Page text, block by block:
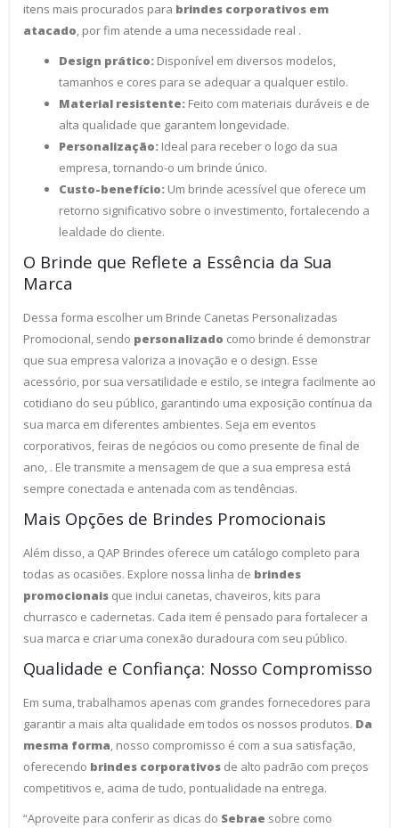
itens mais procurados para brindes corporativos em
atacado, por fim atende a uma necessidade real .
Design prático: Disponível em diversos modelos,
tamanhos e cores para se adequar a qualquer estilo.
Material resistente: Feito com materiais duráveis e de
alta qualidade que garantem longevidade.
Personalização: Ideal para receber o logo da sua
empresa, tornando-o um brinde único.
Custo-benefício: Um brinde acessível que oferece um
retorno significativo sobre o investimento, fortalecendo a
lealdade do cliente.
O Brinde que Reflete a Essência da Sua
Marca
Dessa forma escolher um Brinde Canetas Personalizadas
Promocional, sendo personalizado como brinde é demonstrar
que sua empresa valoriza a inovação e o design. Esse
acessório, por sua versatilidade e estilo, se integra facilmente ao
cotidiano do seu público, garantindo uma exposição contínua da
sua marca em diferentes ambientes. Seja em eventos
corporativos, feiras de negócios ou como presente de final de
ano, . Ele transmite a mensagem de que a sua empresa está
sempre conectada e antenada com as tendências.
Mais Opções de Brindes Promocionais
Além disso, a QAP Brindes oferece um catálogo completo para
todas as ocasiões. Explore nossa linha de brindes
promocionais que inclui canetas, chaveiros, kits para
churrasco e cadernetas. Cada item é pensado para fortalecer a
sua marca e criar uma conexão duradoura com seu público.
Qualidade e Confiança: Nosso Compromisso
Em suma, trabalhamos apenas com grandes fornecedores para
garantir a mais alta qualidade em todos os nossos produtos. Da
mesma forma, nosso compromisso é com a sua satisfação,
oferecendo brindes corporativos de alto padrão com preços
competitivos e, acima de tudo, pontualidade na entrega.
“Aproveite para conferir as dicas do Sebrae sobre como